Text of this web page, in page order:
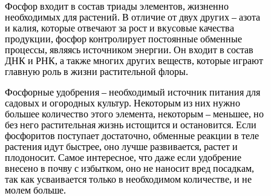
Фосфор входит в состав триады элементов, жизненно
необходимых для растений. В отличие от двух других – азота
и калия, которые отвечают за рост и вкусовые качества
продукции, фосфор контролирует постоянные обменные
процессы, являясь источником энергии. Он входит в состав
ДНК и РНК, а также многих других веществ, которые играют
главную роль в жизни растительной флоры.
Фосфорные удобрения – необходимый источник питания для
садовых и огородных культур. Некоторым из них нужно
большее количество этого элемента, некоторым – меньшее, но
без него растительная жизнь истощится и остановится. Если
фосфоритов поступает достаточно, обменные реакции в теле
растения идут быстрее, оно лучше развивается, растет и
плодоносит. Самое интересное, что даже если удобрение
внесено в почву с избытком, оно не наносит вред посадкам,
так как усваивается только в необходимом количестве, и не
молем больше.